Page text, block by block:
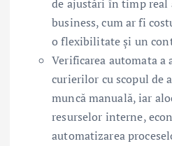
de ajustări în timp real
business, cum ar fi
o flexibilitate și un
Verificarea automata
curierilor cu scopul de
muncă manuală, iar
resurselor interne,
automatizarea